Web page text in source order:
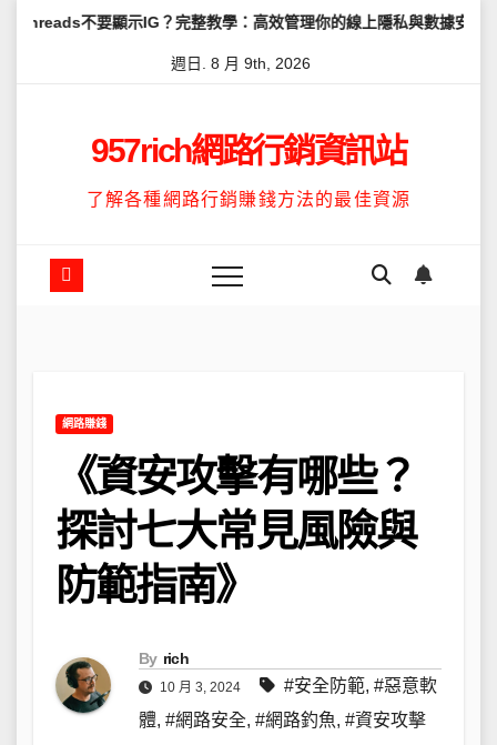
示IG？完整教學：高效管理你的線上隱私與數據安全 怎麼讓
週日. 8 月 9th, 2026
957rich網路行銷資訊站
了解各種網路行銷賺錢方法的最佳資源
網路賺錢
《資安攻擊有哪些？
探討七大常見風險與
防範指南》
By rich
10 月 3, 2024 #安全防範, #惡意軟
體, #網路安全, #網路釣魚, #資安攻擊